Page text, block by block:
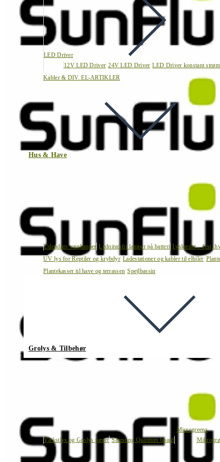
LED Driver
12V LED Driver 24V LED Driver LED Driver konstant strøm
Kabler & DIV. EL-ARTIKLER
Hus & Have
Udendørs væglamper Ledningsfri lamper på batteri Lyskæder – fest,
UV lys for Reptiler og krybdyr Ladestationer og kabler til elbiler
Plantekasser til have og terrassen Spejlbassin
Grolys & Tilbehør
Vækstlys og Grolys pærer Samsung Quantum board
Microgreens